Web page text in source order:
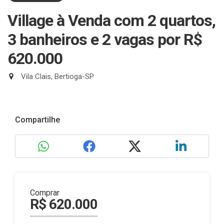
Village à Venda com 2 quartos,
3 banheiros e 2 vagas por R$
620.000
Vila Clais, Bertioga-SP
Compartilhe
Comprar
R$ 620.000